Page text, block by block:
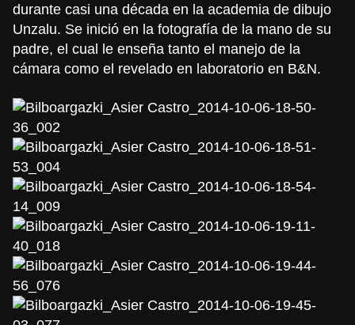
durante casi una década en la academia de dibujo
Unzalu. Se inició en la fotografía de la mano de su
padre, el cual le enseña tanto el manejo de la
cámara como el revelado en laboratorio en B&N.